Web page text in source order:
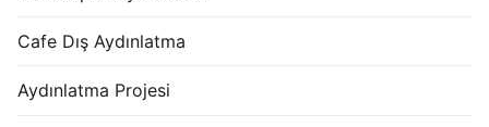
Cafe Dış Aydınlatma
Aydınlatma Projesi